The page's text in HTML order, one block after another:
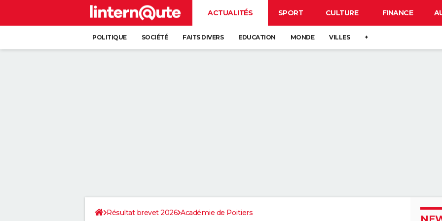
ACTUALITÉS SPORT CULTURE FINANCE
POLITIQUE SOCIÉTÉ FAITS DIVERS EDUCATION MONDE VILLES +
Résultat brevet 2026 Académie de Poitiers